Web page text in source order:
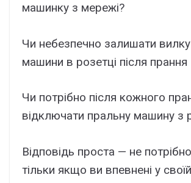
машинку з мережі?
Чи небезпечно залишати
машини в розетці після прання
Чи потрібно після кожного
відключати пральну машину з
Відповідь проста — не
тільки якщо ви впевнені у своїй